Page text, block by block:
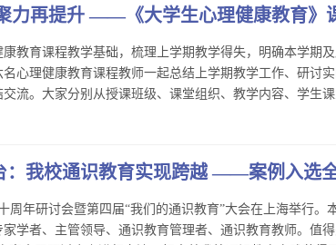
力再提升 ——《大学生心理健康教育》
教育课程教学基础，梳理上学期教学得失，明确本学期
心理健康教育课程教师一起总结上学期教学工作、研讨
流。大家分别从授课班级、课堂组织、教学内容、学生
：我校通识教育实现跨越 ——案例入选
周年研讨会暨第四届“我们的通识教育”大会在上海举行
家学者、主管领导、通识教育管理者、通识教育教师。值